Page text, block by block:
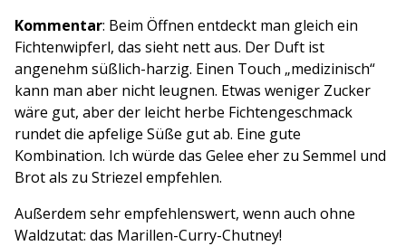
Kommentar: Beim Öffnen entdeckt man gleich ein
Fichtenwipferl, das sieht nett aus. Der Duft ist
angenehm süßlich-harzig. Einen Touch „medizinisch“
kann man aber nicht leugnen. Etwas weniger Zucker
wäre gut, aber der leicht herbe Fichtengeschmack
rundet die apfelige Süße gut ab. Eine gute
Kombination. Ich würde das Gelee eher zu Semmel und
Brot als zu Striezel empfehlen.
Außerdem sehr empfehlenswert, wenn auch ohne
Waldzutat: das Marillen-Curry-Chutney!